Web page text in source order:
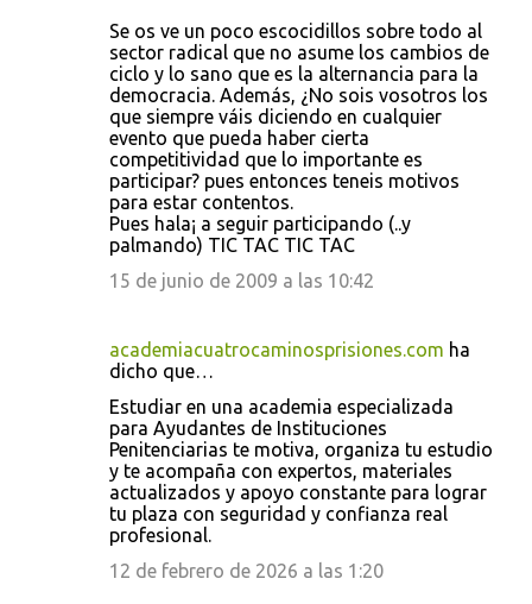
Se os ve un poco escocidillos sobre todo al
sector radical que no asume los cambios de
ciclo y lo sano que es la alternancia para la
democracia. Además, ¿No sois vosotros los
que siempre váis diciendo en cualquier
evento que pueda haber cierta
competitividad que lo importante es
participar? pues entonces teneis motivos
para estar contentos.
Pues hala¡ a seguir participando (..y
palmando) TIC TAC TIC TAC
15 de junio de 2009 a las 10:42
academiacuatrocaminosprisiones.com ha
dicho que…
Estudiar en una academia especializada
para Ayudantes de Instituciones
Penitenciarias te motiva, organiza tu estudio
y te acompaña con expertos, materiales
actualizados y apoyo constante para lograr
tu plaza con seguridad y confianza real
profesional.
12 de febrero de 2026 a las 1:20